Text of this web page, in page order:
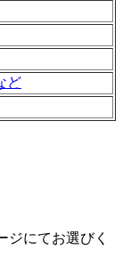
ど
ジにてお選びく